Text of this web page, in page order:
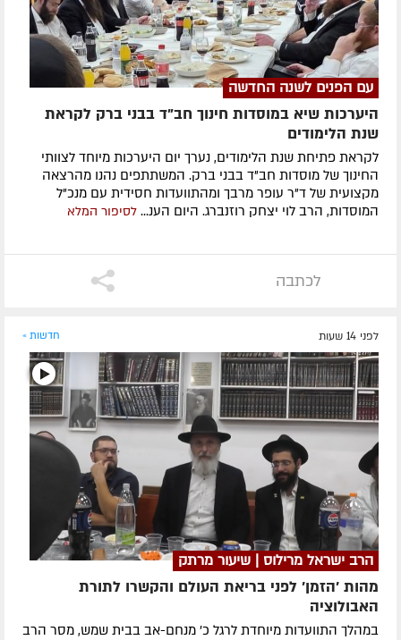
עם הפנים לשנה החדשה
היערכות שיא במוסדות חינוך חב"ד בבני ברק לקראת
שנת הלימודים
לקראת פתיחת שנת הלימודים, נערך יום היערכות מיוחד לצוותי
החינוך של מוסדות חב"ד בבני ברק. המשתתפים נהנו מהרצאה
מקצועית של ד"ר עופר מרבך ומהתוועדות חסידית עם מנכ"ל
המוסדות, הרב לוי יצחק רוזנברג. היום הענ... לסיפור המלא
לכתבה
לפני 14 שעות חדשות »
הרב ישראל מרילוס | שיעור מרתק
מהות 'הזמן' לפני בריאת העולם והקשרו לתורת
האבולוציה
במהלך התוועדות מיוחדת לרגל כ' מנחם-אב בבית שמש, מסר הרב